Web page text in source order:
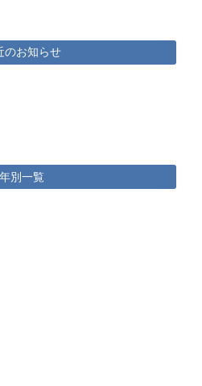
のお知らせ
年別一覧